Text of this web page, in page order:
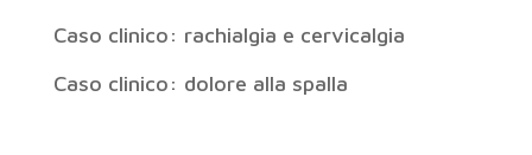
Caso clinico: rachialgia e cervicalgia
Caso clinico: dolore alla spalla